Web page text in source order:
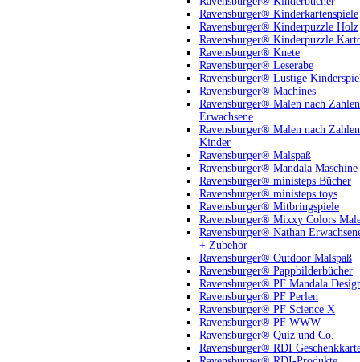
Ravensburger® Kinderkartenspiele
Ravensburger® Kinderpuzzle Holz
Ravensburger® Kinderpuzzle
Ravensburger® Knete
Ravensburger® Leserabe
Ravensburger® Lustige
Ravensburger® Machines
Ravensburger® Malen nach Zahlen
Erwachsene
Ravensburger® Malen nach Zahlen
Kinder
Ravensburger® Malspaß
Ravensburger® Mandala Maschine
Ravensburger® ministeps Bücher
Ravensburger® ministeps toys
Ravensburger® Mitbringspiele
Ravensburger® Mixxy Colors
Ravensburger® Nathan
+ Zubehör
Ravensburger® Outdoor Malspaß
Ravensburger® Pappbilderbücher
Ravensburger® PF Mandala
Ravensburger® PF Perlen
Ravensburger® PF Science X
Ravensburger® PF WWW
Ravensburger® Quiz und Co.
Ravensburger® RDI